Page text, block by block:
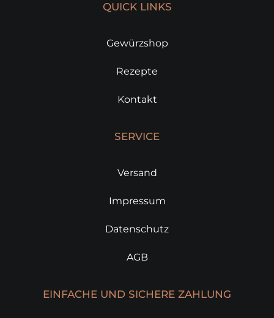
QUICK LINKS
Gewürzshop
Rezepte
Kontakt
SERVICE
Versand
Impressum
Datenschutz
AGB
EINFACHE UND SICHERE ZAHLUNG